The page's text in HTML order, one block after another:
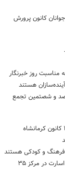
کانون پرورش
روز خبرنگار
هستند
و شصتمین تجمع
فرهنگ و کودکی هستند
در مرکز ۳۵